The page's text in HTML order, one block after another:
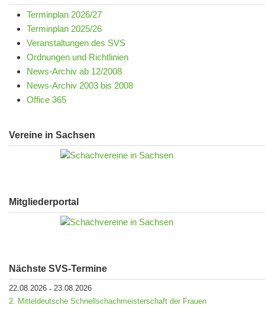
Terminplan 2026/27
Terminplan 2025/26
Veranstaltungen des SVS
Ordnungen und Richtlinien
News-Archiv ab 12/2008
News-Archiv 2003 bis 2008
Office 365
Vereine in Sachsen
Mitgliederportal
Nächste SVS-Termine
22.08.2026 - 23.08.2026
2. Mitteldeutsche Schnellschachmeisterschaft der Frauen